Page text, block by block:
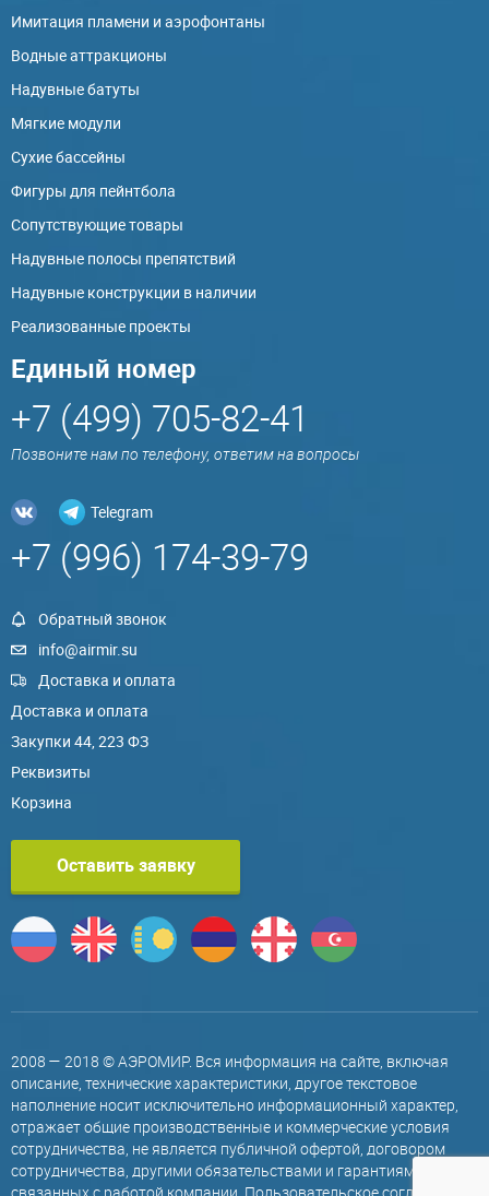
Имитация пламени и аэрофонтаны
Водные аттракционы
Надувные батуты
Мягкие модули
Сухие бассейны
Фигуры для пейнтбола
Сопутствующие товары
Надувные полосы препятствий
Надувные конструкции в наличии
Реализованные проекты
Единый номер
+7 (499) 705-82-41
Позвоните нам по телефону, ответим на вопросы
Telegram
+7 (996) 174-39-79
Обратный звонок
info@airmir.su
Доставка и оплата
Доставка и оплата
Закупки 44, 223 ФЗ
Реквизиты
Корзина
Оставить заявку
2008 — 2018 © АЭРОМИР. Вся информация на сайте, включая
описание, технические характеристики, другое текстовое
наполнение носит исключительно информационный характер,
отражает общие производственные и коммерческие условия
сотрудничества, не является публичной офертой, договором
сотрудничества, другими обязательствами и гарантиями,